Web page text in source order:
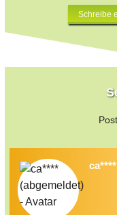
Schreibe